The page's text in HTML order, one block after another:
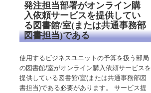
発注担当部署がオンライン購
入依頼サービスを提供してい
る図書館/室(または共通事務部
図書担当)である
使用するビジネスユニットの予算を扱う部局
の図書館/室がオンライン購入依頼サービスを
提供している図書館/室(または共通事務部図
書担当)である必要があります。 サービス提